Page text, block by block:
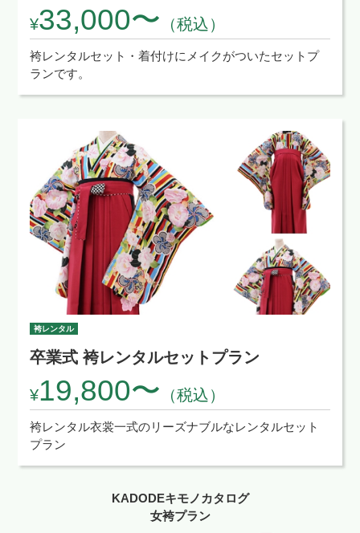
¥33,000〜 （税込）
袴レンタルセット・着付けにメイクがついたセットプ
ランです。
袴レンタル
卒業式 袴レンタルセットプラン
¥19,800〜 （税込）
袴レンタル衣裳一式のリーズナブルなレンタルセット
プラン
KADODEキモノカタログ
女袴プラン